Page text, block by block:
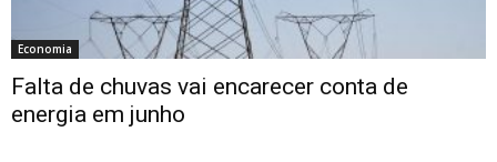
Economia
Falta de chuvas vai encarecer conta de
energia em junho